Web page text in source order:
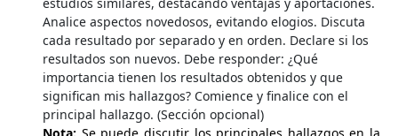
Analice aspectos novedosos, evitando elogios. Discuta
cada resultado por separado y en orden. Declare si los
resultados son nuevos. Debe responder: ¿Qué
importancia tienen los resultados obtenidos y que
significan mis hallazgos? Comience y finalice con el
principal hallazgo. (Sección opcional)
Nota: Se puede discutir los principales hallazgos en la